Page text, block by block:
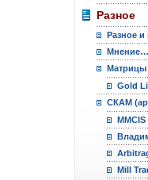
Разное
Разное и
Мнение…
Матрицы
Gold
СКАМ
Mill